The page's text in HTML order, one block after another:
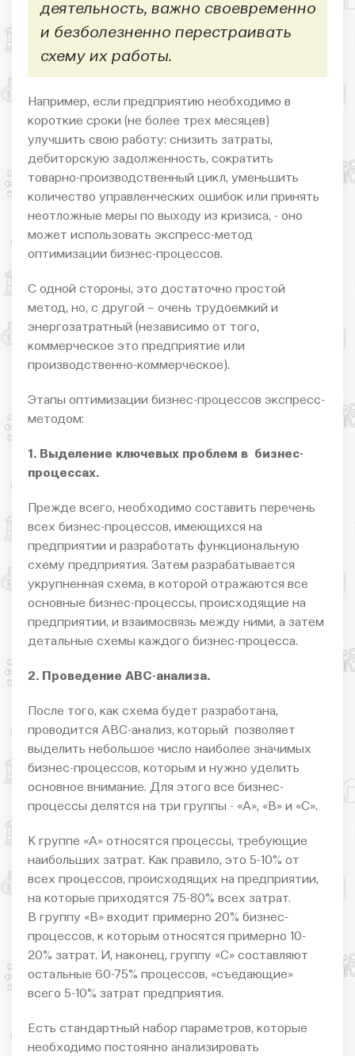
деятельность, важно своевременно
и безболезненно перестраивать
схему их работы.
Например, если предприятию необходимо в
короткие сроки (не более трех месяцев)
улучшить свою работу: снизить затраты,
дебиторскую задолженность, сократить
товарно-производственный цикл, уменьшить
количество управленческих ошибок или принять
неотложные меры по выходу из кризиса, - оно
может использовать экспресс-метод
оптимизации бизнес-процессов.
С одной стороны, это достаточно простой
метод, но, с другой – очень трудоемкий и
энергозатратный (независимо от того,
коммерческое это предприятие или
производственно-коммерческое).
Этапы оптимизации бизнес-процессов экспресс-
методом:
1. Выделение ключевых проблем в бизнес-
процессах.
Прежде всего, необходимо составить перечень
всех бизнес-процессов, имеющихся на
предприятии и разработать функциональную
схему предприятия. Затем разрабатывается
укрупненная схема, в которой отражаются все
основные бизнес-процессы, происходящие на
предприятии, и взаимосвязь между ними, а затем
детальные схемы каждого бизнес-процесса.
2. Проведение АВС-анализа.
После того, как схема будет разработана,
проводится АВС-анализ, который позволяет
выделить небольшое число наиболее значимых
бизнес-процессов, которым и нужно уделить
основное внимание. Для этого все бизнес-
процессы делятся на три группы - «А», «В» и «С».
К группе «А» относятся процессы, требующие
наибольших затрат. Как правило, это 5-10% от
всех процессов, происходящих на предприятии,
на которые приходятся 75-80% всех затрат.
В группу «В» входит примерно 20% бизнес-
процессов, к которым относятся примерно 10-
20% затрат. И, наконец, группу «С» составляют
остальные 60-75% процессов, «съедающие»
всего 5-10% затрат предприятия.
Есть стандартный набор параметров, которые
необходимо постоянно анализировать